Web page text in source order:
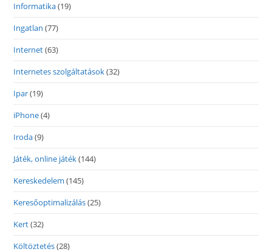
Informatika(19)
Ingatlan (77)
Internet(63)
Internetes szolgáltatások(32)
Ipar(19)
iPhone(4)
Iroda(9)
Játék, online játék(144)
Kereskedelem (145)
Keresőoptimalizálás(25)
Kert(32)
Költöztetés(28)